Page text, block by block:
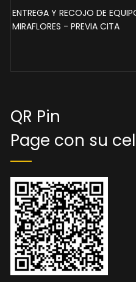
ENTREGA Y RECOJO DE
MIRAFLORES - PREVIA CITA
QR Pin
Page con su